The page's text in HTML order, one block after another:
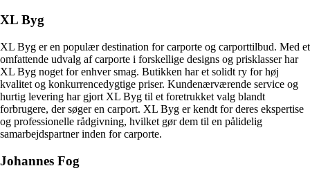
XL Byg
XL Byg er en populær destination for carporte og carporttilbud. Med et
omfattende udvalg af carporte i forskellige designs og prisklasser har
XL Byg noget for enhver smag. Butikken har et solidt ry for høj
kvalitet og konkurrencedygtige priser. Kundenærværende service og
hurtig levering har gjort XL Byg til et foretrukket valg blandt
forbrugere, der søger en carport. XL Byg er kendt for deres ekspertise
og professionelle rådgivning, hvilket gør dem til en pålidelig
samarbejdspartner inden for carporte.
Johannes Fog